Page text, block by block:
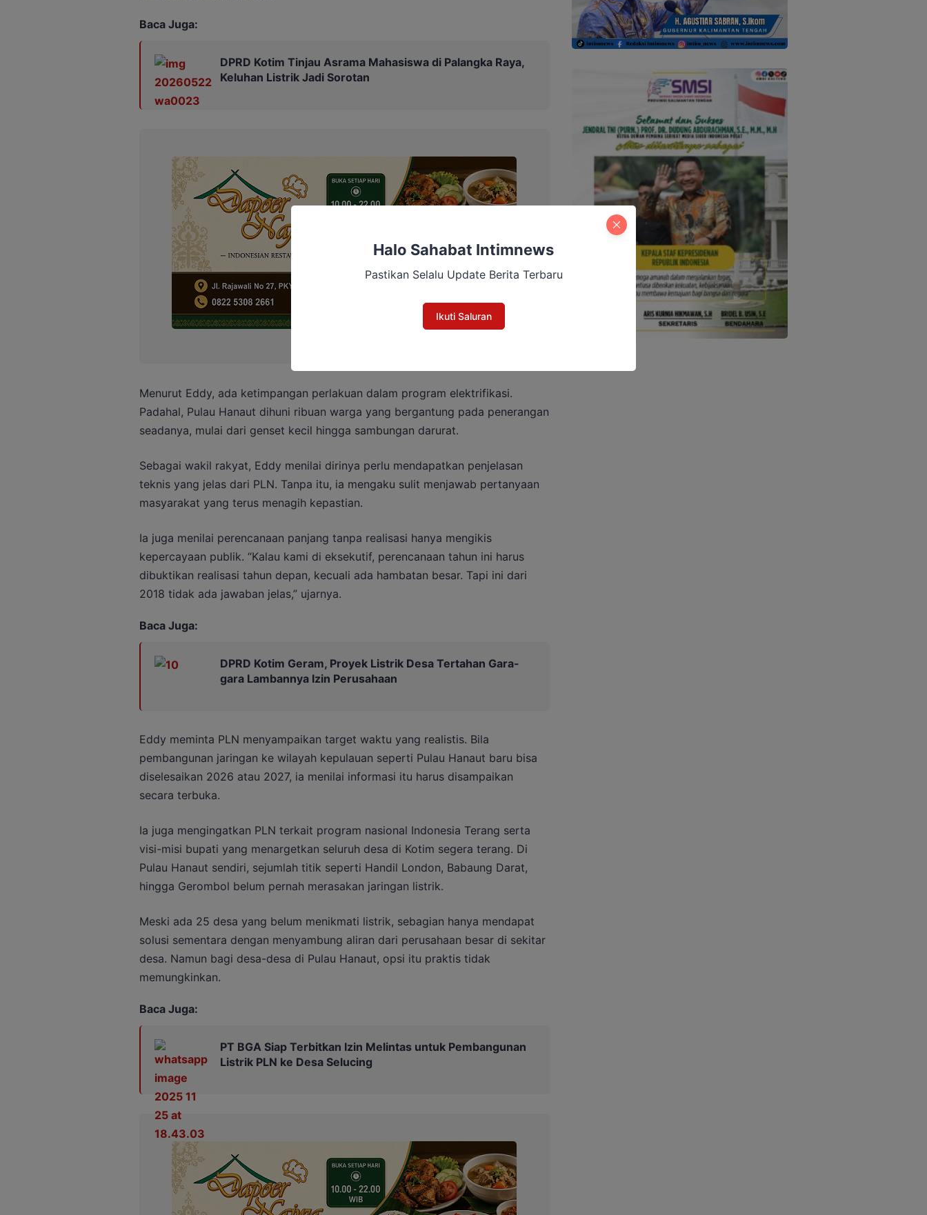
Baca Juga:
DPRD Kotim Tinjau Asrama Mahasiswa di Palangka Raya,
Keluhan Listrik Jadi Sorotan
Menurut Eddy, ada ketimpangan perlakuan dalam program elektrifikasi.
Padahal, Pulau Hanaut dihuni ribuan warga yang bergantung pada penerangan
seadanya, mulai dari genset kecil hingga sambungan darurat.
Sebagai wakil rakyat, Eddy menilai dirinya perlu mendapatkan penjelasan
teknis yang jelas dari PLN. Tanpa itu, ia mengaku sulit menjawab pertanyaan
masyarakat yang terus menagih kepastian.
Ia juga menilai perencanaan panjang tanpa realisasi hanya mengikis
kepercayaan publik. “Kalau kami di eksekutif, perencanaan tahun ini harus
dibuktikan realisasi tahun depan, kecuali ada hambatan besar. Tapi ini dari
2018 tidak ada jawaban jelas,” ujarnya.
Baca Juga:
DPRD Kotim Geram, Proyek Listrik Desa Tertahan Gara-
gara Lambannya Izin Perusahaan
Eddy meminta PLN menyampaikan target waktu yang realistis. Bila
pembangunan jaringan ke wilayah kepulauan seperti Pulau Hanaut baru bisa
diselesaikan 2026 atau 2027, ia menilai informasi itu harus disampaikan
secara terbuka.
Ia juga mengingatkan PLN terkait program nasional Indonesia Terang serta
visi-misi bupati yang menargetkan seluruh desa di Kotim segera terang. Di
Pulau Hanaut sendiri, sejumlah titik seperti Handil London, Babaung Darat,
hingga Gerombol belum pernah merasakan jaringan listrik.
Meski ada 25 desa yang belum menikmati listrik, sebagian hanya mendapat
solusi sementara dengan menyambung aliran dari perusahaan besar di sekitar
desa. Namun bagi desa-desa di Pulau Hanaut, opsi itu praktis tidak
memungkinkan.
Baca Juga:
PT BGA Siap Terbitkan Izin Melintas untuk Pembangunan
Listrik PLN ke Desa Selucing
Halo Sahabat Intimnews
Pastikan Selalu Update Berita Terbaru
Ikuti Saluran